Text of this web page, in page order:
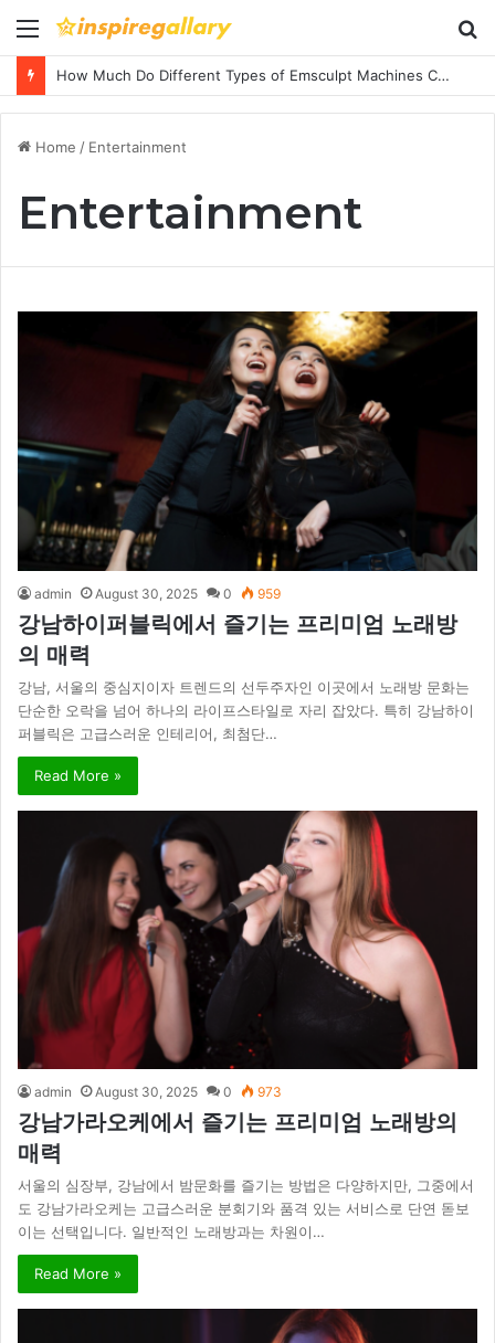
Menu
How Much Do Different Types of Emsculpt Machines Cost? A Complete Pricing Guide
Home / Entertainment
Entertainment
admin August 30, 2025 0 959
강남하이퍼블릭에서 즐기는 프리미엄 노래방
의 매력
강남, 서울의 중심지이자 트렌드의 선두주자인 이곳에서 노래방 문화는
단순한 오락을 넘어 하나의 라이프스타일로 자리 잡았다. 특히 강남하이
퍼블릭은 고급스러운 인테리어, 최첨단…
Read More »
admin August 30, 2025 0 973
강남가라오케에서 즐기는 프리미엄 노래방의
매력
서울의 심장부, 강남에서 밤문화를 즐기는 방법은 다양하지만, 그중에서
도 강남가라오케는 고급스러운 분회기와 품격 있는 서비스로 단연 돋보
이는 선택입니다. 일반적인 노래방과는 차원이…
Read More »